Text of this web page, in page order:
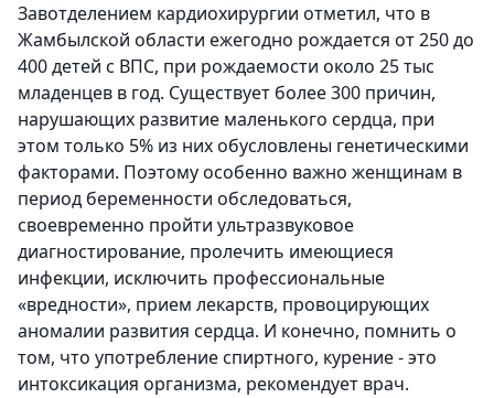
Завотделением кардиохирургии отметил, что в
Жамбылской области ежегодно рождается от 250 до
400 детей с ВПС, при рождаемости около 25 тыс
младенцев в год. Существует более 300 причин,
нарушающих развитие маленького сердца, при
этом только 5% из них обусловлены генетическими
факторами. Поэтому особенно важно женщинам в
период беременности обследоваться,
своевременно пройти ультразвуковое
диагностирование, пролечить имеющиеся
инфекции, исключить профессиональные
«вредности», прием лекарств, провоцирующих
аномалии развития сердца. И конечно, помнить о
том, что употребление спиртного, курение - это
интоксикация организма, рекомендует врач.